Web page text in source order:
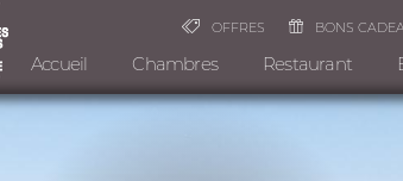
Accueil Chambres Restaurant
OFFRES BONS